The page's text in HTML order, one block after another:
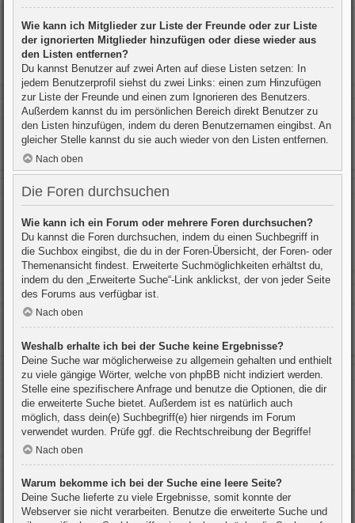
Wie kann ich Mitglieder zur Liste der Freunde oder zur Liste
der ignorierten Mitglieder hinzufügen oder diese wieder aus
den Listen entfernen?
Du kannst Benutzer auf zwei Arten auf diese Listen setzen: In
jedem Benutzerprofil siehst du zwei Links: einen zum Hinzufügen
zur Liste der Freunde und einen zum Ignorieren des Benutzers.
Außerdem kannst du im persönlichen Bereich direkt Benutzer zu
den Listen hinzufügen, indem du deren Benutzernamen eingibst. An
gleicher Stelle kannst du sie auch wieder von den Listen entfernen.
Nach oben
Die Foren durchsuchen
Wie kann ich ein Forum oder mehrere Foren durchsuchen?
Du kannst die Foren durchsuchen, indem du einen Suchbegriff in
die Suchbox eingibst, die du in der Foren-Übersicht, der Foren- oder
Themenansicht findest. Erweiterte Suchmöglichkeiten erhältst du,
indem du den „Erweiterte Suche“-Link anklickst, der von jeder Seite
des Forums aus verfügbar ist.
Nach oben
Weshalb erhalte ich bei der Suche keine Ergebnisse?
Deine Suche war möglicherweise zu allgemein gehalten und enthielt
zu viele gängige Wörter, welche von phpBB nicht indiziert werden.
Stelle eine spezifischere Anfrage und benutze die Optionen, die dir
die erweiterte Suche bietet. Außerdem ist es natürlich auch
möglich, dass dein(e) Suchbegriff(e) hier nirgends im Forum
verwendet wurden. Prüfe ggf. die Rechtschreibung der Begriffe!
Nach oben
Warum bekomme ich bei der Suche eine leere Seite?
Deine Suche lieferte zu viele Ergebnisse, somit konnte der
Webserver sie nicht verarbeiten. Benutze die erweiterte Suche und